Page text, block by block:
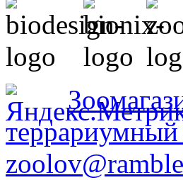
террариумный